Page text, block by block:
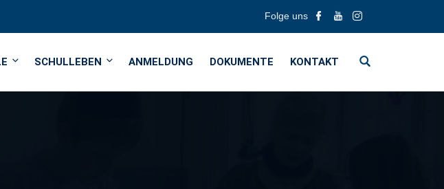
Folge uns
SCHULLEBEN ANMELDUNG DOKUMENTE KONTAKT